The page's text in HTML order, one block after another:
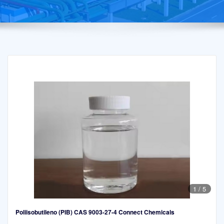
1 / 5
Poliisobutileno (PIB) CAS 9003-27-4 Connect Chemicals